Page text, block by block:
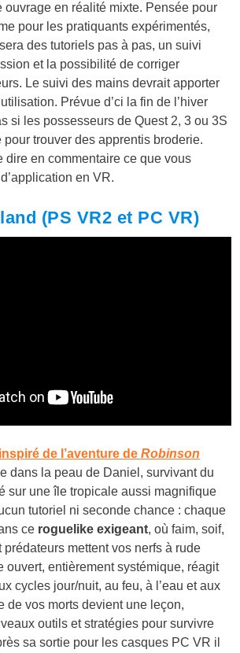
ouvrage en réalité mixte. Pensée pour
pour les pratiquants expérimentés,
des tutoriels pas à pas, un suivi
et la possibilité de corriger
Le suivi des mains devrait apporter
Prévue d’ci la fin de l’hiver
si les possesseurs de Quest 2, 3 ou 3S
trouver des apprentis broderie.
dire en commentaire ce que vous
en VR.
(PS VR2 et PC VR)
de l’aventure deRobinson
dans la peau de Daniel, survivant du
sur une île tropicale aussi magnifique
tutoriel ni seconde chance : chaque
ce roguelike exigeant, où faim, soif,
prédateurs mettent vos nerfs à rude
ouvert, entièrement systémique, réagit
cycles jour/nuit, au feu, à l’eau et aux
de vos morts devient une leçon,
outils et stratégies pour survivre
sa sortie pour les casques PC VR il